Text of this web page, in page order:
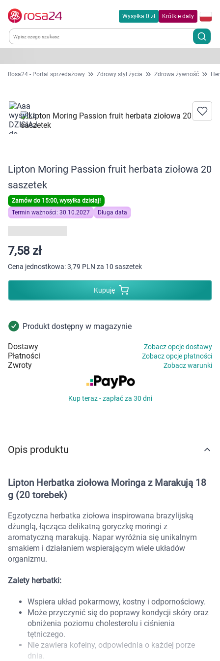
Korzystamy z plików cookies w celu
Wysyłka 0 zł Krótkie daty
Kategorie
Dla zwierząt
Zdrowie
Kobieta w ciąży i mama
Dziecko
Higiena
Kosmetyki
Mężczyzna
Zdrowy styl życia
Zabawki
Marki
Rosa24 - Portal sprzedażowy Zdrowy styl życia Zdrowa żywność
Lipton Moring Passion fruit herbata ziołowa 20
saszetek
Zamów do 15:00, wysyłka dzisiaj!
Termin ważności: 30.10.2027
Długa data
7,58 zł
Cena jednostkowa:3,79 PLN za 10 saszetek
Kupuję
Produkt dostępny w magazynie
Dostawy Zobacz opcje dostawy
Płatności Zobacz opcje płatności
Zwroty Zobacz warunki
Kup teraz - zapłać za 30 dni
Opis produktu
Lipton Herbatka ziołowa Moringa z Marakują 18
g (20 torebek)
Egzotyczna herbatka ziołowa inspirowana brazylijską
dżunglą, łącząca delikatną goryczkę moringi z
aromatyczną marakują. Napar wyróżnia się unikalnym
smakiem i działaniem wspierającym wiele układów
organizmu.
Zalety herbatki:
Wspiera układ pokarmowy, kostny i odpornościowy.
Może przyczynić się do poprawy kondycji skóry oraz
obniżenia poziomu cholesterolu i ciśnienia
tętniczego.
Nie zawiera kofeiny, odpowiednia o każdej porze
dnia.